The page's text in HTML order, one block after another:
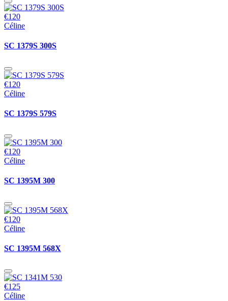
€120
Céline
SC 1379S 300S
€120
Céline
SC 1379S 579S
€120
Céline
SC 1395M 300
€120
Céline
SC 1395M 568X
€125
Céline